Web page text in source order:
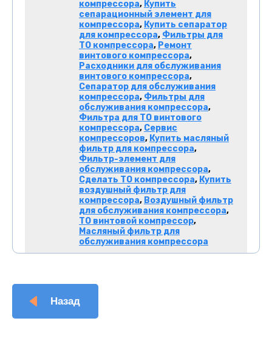
компрессора, Купить
сепарационный элемент для
компрессора, Купить сепаратор
для компрессора, Фильтры для
ТО компрессора, Ремонт
винтового компрессора,
Расходники для обслуживания
винтового компрессора,
Сепаратор для обслуживания
компрессора, Фильтры для
обслуживания компрессора,
Фильтра для ТО винтового
компрессора, Сервис
компрессоров, Купить масляный
фильтр для компрессора,
Фильтр-элемент для
обслуживания компрессора,
Сделать ТО компрессора, Купить
воздушный фильтр для
компрессора, Воздушный фильтр
для обслуживания компрессора,
ТО винтовой компрессор,
Масляный фильтр для
обслуживания компрессора
Назад